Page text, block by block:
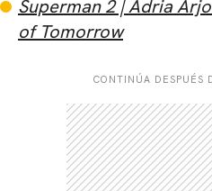
Superman 2 | Adria
of Tomorrow
CONTINÚA DESPUÉS